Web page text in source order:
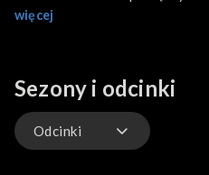
Gonul do szpitala. Yigit wyznaje
więcej
Sezony i odcinki
Odcinki